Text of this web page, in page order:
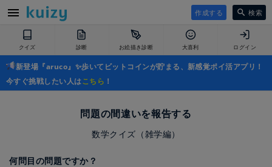
作成する 検索
クイズ 診断 お絵描き診断 大喜利 ログイン
新登場『aruco』✨歩いてビットコインが貯まる、新感覚ポイ活アプリ！
今すぐ挑戦したい人はこちら ！
問題の間違いを報告する
数学クイズ（雑学編）
何問目の問題ですか？